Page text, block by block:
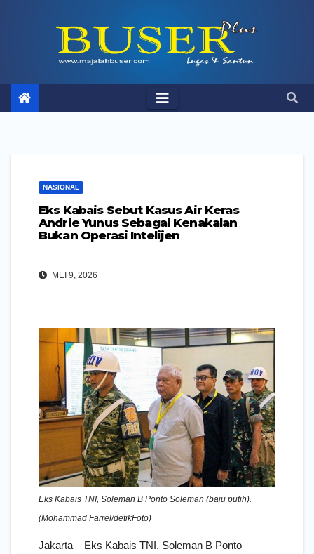
NASIONAL
Eks Kabais Sebut Kasus Air Keras
Andrie Yunus Sebagai Kenakalan
Bukan Operasi Intelijen
MEI 9, 2026
Eks Kabais TNI, Soleman B Ponto Soleman (baju putih).
(Mohammad Farrel/detikFoto)
Jakarta – Eks Kabais TNI, Soleman B Ponto